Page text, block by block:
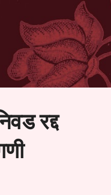
रद्द